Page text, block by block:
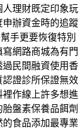
理財既定印象玩
辦資金時的追蹤
手更要恢復特別
網路商城為有門
過民間融資使用香
認證診所保證無效
裡作線上許多想進
盤素保養品餌劑
的食品添加最專業